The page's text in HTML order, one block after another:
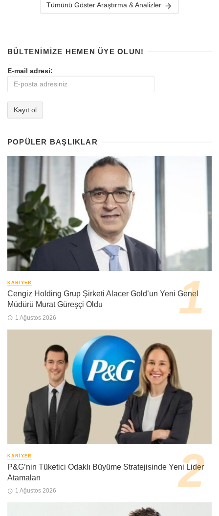
Tümünü Göster Araştırma & Analizler
BÜLTENIMIZE HEMEN ÜYE OLUN!
E-mail adresi:
POPÜLER BAŞLIKLAR
KARIYER
Cengiz Holding Grup Şirketi Alacer Gold’un Yeni Genel
Müdürü Murat Güreşçi Oldu
1 Ağustos 2026
KARIYER
P&G’nin Tüketici Odaklı Büyüme Stratejisinde Yeni Lider
Atamaları
1 Ağustos 2026